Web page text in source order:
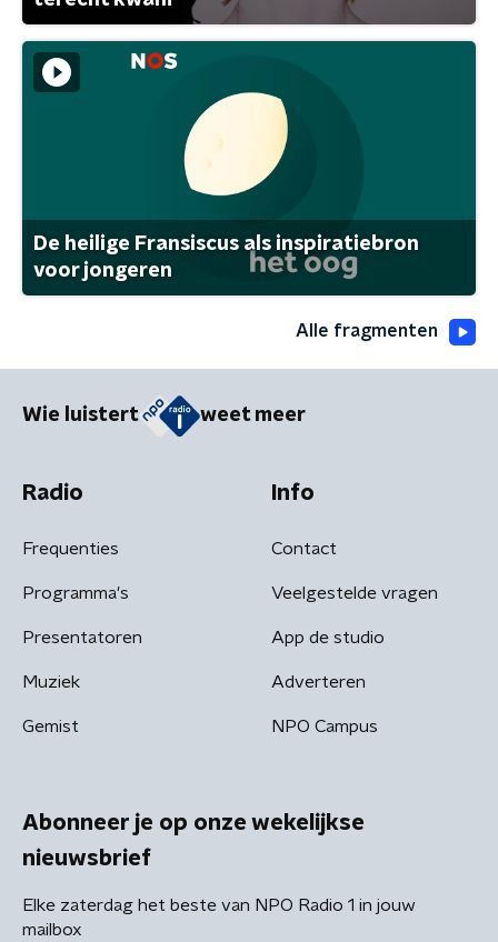
De heilige Fransiscus als inspiratiebron
voor jongeren
Alle fragmenten
Wie luistert weet meer
Radio
Frequenties
Programma's
Presentatoren
Muziek
Gemist
Info
Contact
Veelgestelde vragen
App de studio
Adverteren
NPO Campus
Abonneer je op onze wekelijkse
nieuwsbrief
Elke zaterdag het beste van NPO Radio 1 in jouw
mailbox